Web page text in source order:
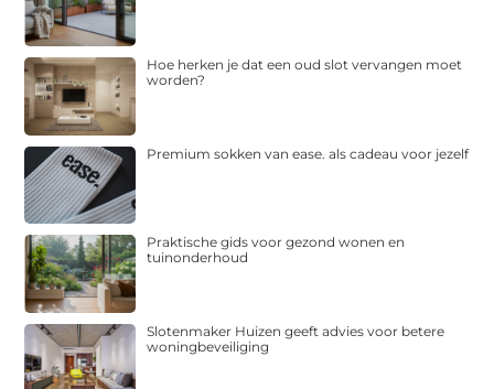
Hoe herken je dat een oud slot vervangen moet
worden?
Premium sokken van ease. als cadeau voor jezelf
Praktische gids voor gezond wonen en
tuinonderhoud
Slotenmaker Huizen geeft advies voor betere
woningbeveiliging